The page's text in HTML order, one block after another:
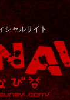
シャルサイト